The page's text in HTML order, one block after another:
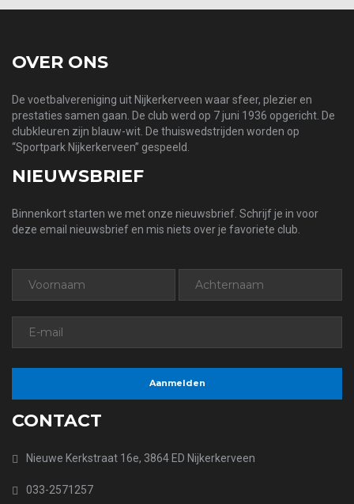
OVER ONS
De voetbalvereniging uit Nijkerkerveen waar sfeer, plezier en
prestaties samen gaan. De club werd op 7 juni 1936 opgericht. De
clubkleuren zijn blauw-wit. De thuiswedstrijden worden op
“Sportpark Nijkerkerveen” gespeeld.
NIEUWSBRIEF
Binnenkort starten we met onze nieuwsbrief. Schrijf je in voor
deze email nieuwsbrief en mis niets over je favoriete club.
CONTACT
Nieuwe Kerkstraat 16e, 3864 ED Nijkerkerveen
033-2571257